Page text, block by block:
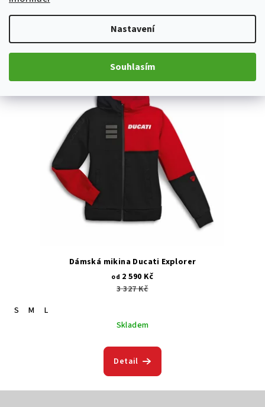
Nastavení
Souhlasím
Poslední kus
Dámská mikina Ducati Explorer
od 2 590 Kč
3 327 Kč
S
M
L
Skladem
Detail